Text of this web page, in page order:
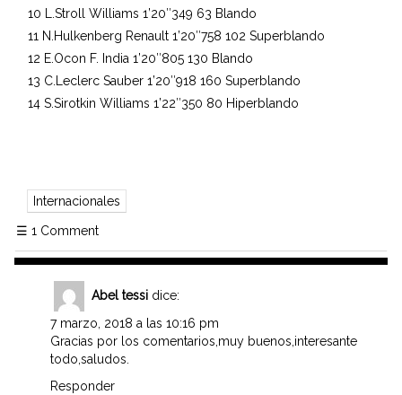
10 L.Stroll Williams 1’20″349 63 Blando
11 N.Hulkenberg Renault 1’20″758 102 Superblando
12 E.Ocon F. India 1’20″805 130 Blando
13 C.Leclerc Sauber 1’20″918 160 Superblando
14 S.Sirotkin Williams 1’22″350 80 Hiperblando
Internacionales
☰ 1 Comment
Abel tessi dice:
7 marzo, 2018 a las 10:16 pm
Gracias por los comentarios,muy buenos,interesante
todo,saludos.
Responder